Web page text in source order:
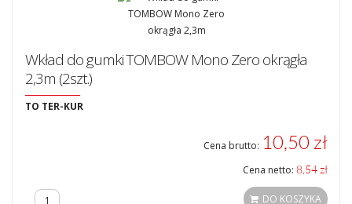
Wkład do gumki TOMBOW Mono Zero okrągła
2,3m (2szt.)
TO TER-KUR
Cena brutto: 10,50 zł
Cena netto: 8,54 zł
DO KOSZYKA